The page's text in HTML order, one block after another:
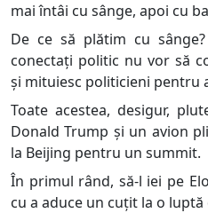
mai întâi cu sânge, apoi cu
De ce să plătim cu
conectați politic nu vor să
și mituiesc politicieni pentru
Toate acestea, desigur,
Donald Trump și un avion
la Beijing pentru un summit.
În primul rând, să-l iei pe
cu a aduce un cuțit la o